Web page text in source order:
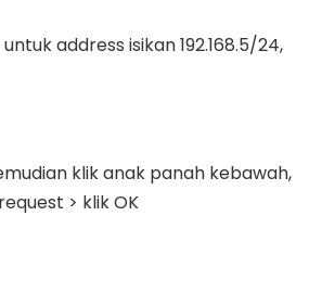
address isikan 192.168.5/24,
klik anak panah kebawah,
> klik OK